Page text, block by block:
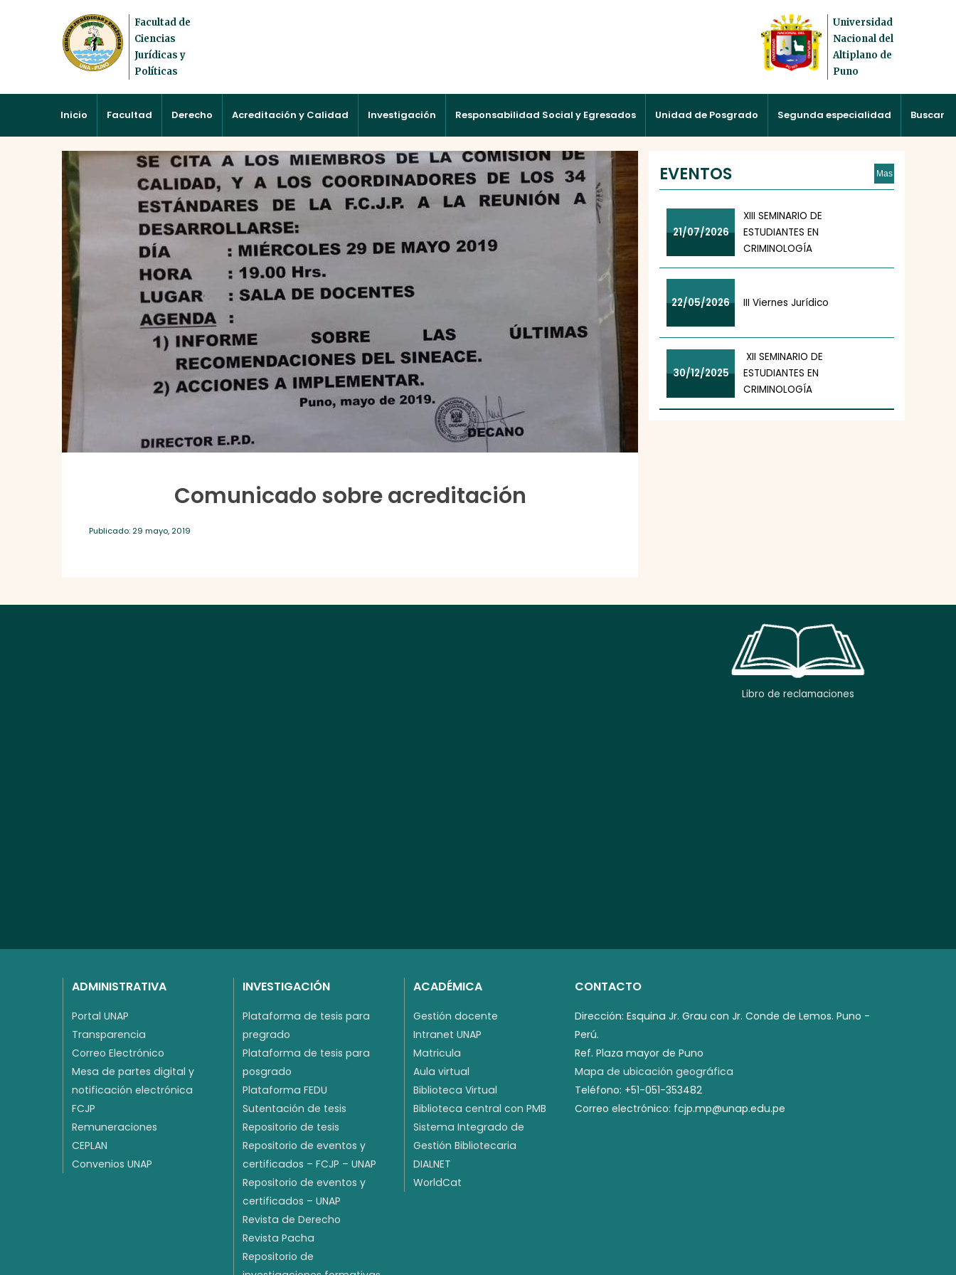
Facultad de
Ciencias
Jurídicas y
Políticas
Universidad
Nacional del
Altiplano de
Puno
Inicio Facultad Derecho Acreditación y Calidad Investigación Responsabilidad Social y Egresados Unidad de Posgrado Segunda especialidad Buscar
Comunicado sobre acreditación
Publicado: 29 mayo, 2019
EVENTOS Mas
21/07/2026
XIII SEMINARIO DE
ESTUDIANTES EN
CRIMINOLOGÍA
22/05/2026 III Viernes Jurídico
30/12/2025
XII SEMINARIO DE
ESTUDIANTES EN
CRIMINOLOGÍA
Libro de reclamaciones
ADMINISTRATIVA
Portal UNAP
Transparencia
Correo Electrónico
Mesa de partes digital y
notificación electrónica
FCJP
Remuneraciones
CEPLAN
Convenios UNAP
INVESTIGACIÓN
Plataforma de tesis para
pregrado
Plataforma de tesis para
posgrado
Plataforma FEDU
Sutentación de tesis
Repositorio de tesis
Repositorio de eventos y
certificados – FCJP – UNAP
Repositorio de eventos y
certificados – UNAP
Revista de Derecho
Revista Pacha
Repositorio de
ACADÉMICA
Gestión docente
Intranet UNAP
Matricula
Aula virtual
Biblioteca Virtual
Biblioteca central con PMB
Sistema Integrado de
Gestión Bibliotecaria
DIALNET
WorldCat
CONTACTO
Dirección: Esquina Jr. Grau con Jr. Conde de Lemos. Puno -
Perú.
Ref. Plaza mayor de Puno
Mapa de ubicación geográfica
Teléfono: +51-051-353482
Correo electrónico: fcjp.mp@unap.edu.pe